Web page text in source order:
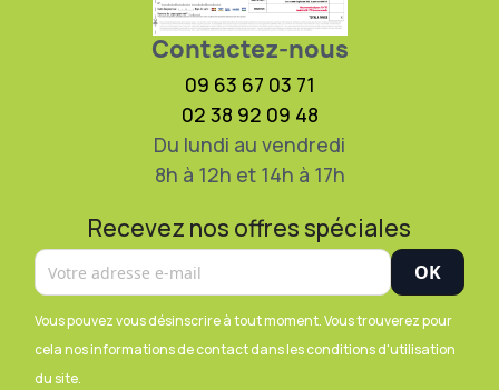
Contactez-nous
09 63 67 03 71
02 38 92 09 48
Du lundi au vendredi
8h à 12h et 14h à 17h
Recevez nos offres spéciales
Vous pouvez vous désinscrire à tout moment. Vous trouverez pour
cela nos informations de contact dans les conditions d'utilisation
du site.